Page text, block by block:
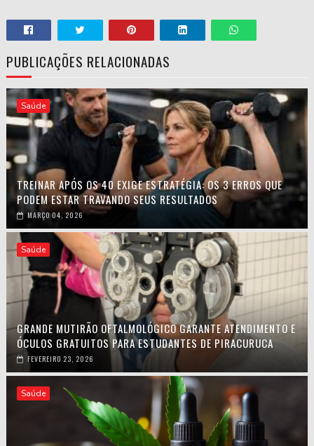
PUBLICAÇÕES RELACIONADAS
Saúde
TREINAR APÓS OS 40 EXIGE ESTRATÉGIA: OS 3 ERROS QUE
PODEM ESTAR TRAVANDO SEUS RESULTADOS
MARÇO 04, 2026
Saúde
GRANDE MUTIRÃO OFTALMOLÓGICO GARANTE ATENDIMENTO E
ÓCULOS GRATUITOS PARA ESTUDANTES DE PIRACURUCA
FEVEREIRO 23, 2026
Saúde